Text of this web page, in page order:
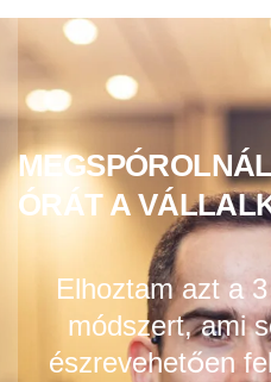
ÓRÁT A
Elhoztam azt a
módszert, ami
észrevehetően